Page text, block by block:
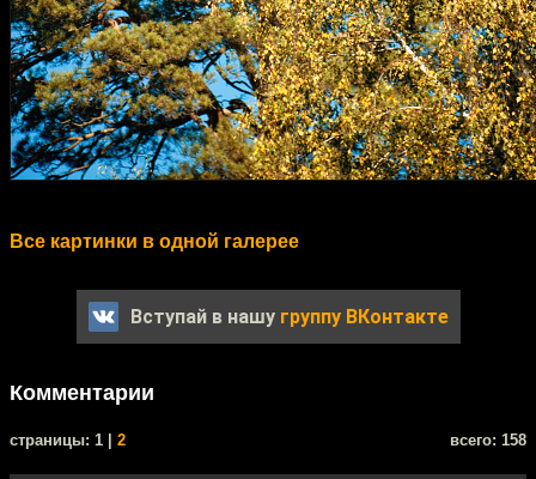
Все картинки в одной галерее
Вступай в нашу группу ВКонтакте
Комментарии
cтраницы: 1 | 2 всего: 158